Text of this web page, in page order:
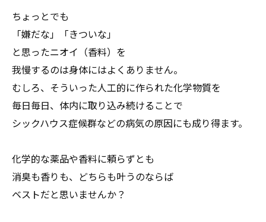
ちょっとでも
「嫌だな」「きついな」
と思ったニオイ（香料）を
我慢するのは身体にはよくありません。
むしろ、そういった人工的に作られた化学物質を
毎日毎日、体内に取り込み続けることで
シックハウス症候群などの病気の原因にも成り得ます。
化学的な薬品や香料に頼らずとも
消臭も香りも、どちらも叶うのならば
ベストだと思いませんか？